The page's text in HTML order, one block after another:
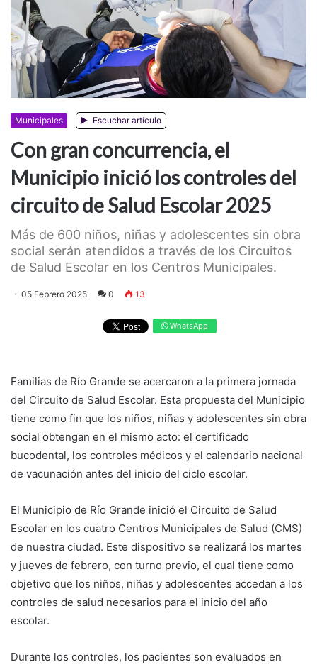
Municipales Escuchar artículo
Con gran concurrencia, el
Municipio inició los controles del
circuito de Salud Escolar 2025
Más de 600 niños, niñas y adolescentes sin obra
social serán atendidos a través de los Circuitos
de Salud Escolar en los Centros Municipales.
05 Febrero 2025 0 13
WhatsApp
Familias de Río Grande se acercaron a la primera jornada
del Circuito de Salud Escolar. Esta propuesta del Municipio
tiene como fin que los niños, niñas y adolescentes sin obra
social obtengan en el mismo acto: el certificado
bucodental, los controles médicos y el calendario nacional
de vacunación antes del inicio del ciclo escolar.
El Municipio de Río Grande inició el Circuito de Salud
Escolar en los cuatro Centros Municipales de Salud (CMS)
de nuestra ciudad. Este dispositivo se realizará los martes
y jueves de febrero, con turno previo, el cual tiene como
objetivo que los niños, niñas y adolescentes accedan a los
controles de salud necesarios para el inicio del año
escolar.
Durante los controles, los pacientes son evaluados en